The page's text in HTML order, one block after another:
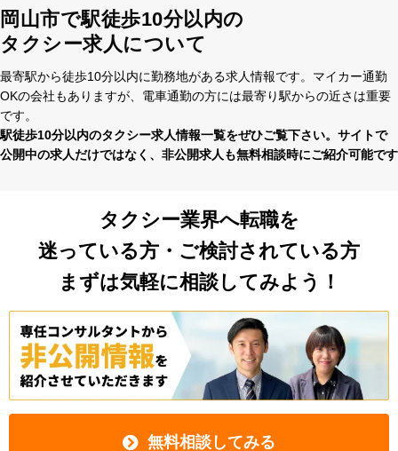
ETC車載器あり
ドラレコあり ハイヤードライバー
岡山市で駅徒歩10分以内の
タクシー求人について
最寄駅から徒歩10分以内に勤務地がある求⼈情報です。マイカー通勤
駅徒歩10分以内のタクシー求⼈情報⼀覧をぜひご覧下さい。サイトで
公開中の求⼈だけではなく、⾮公開求⼈も無料相談時にご紹介可能です
迷っている方・ご検討されている方
まずは気軽に相談してみよう！